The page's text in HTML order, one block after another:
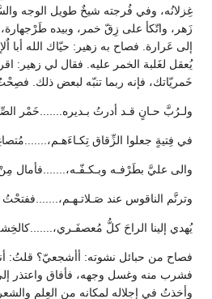
غِزلانُه، وفي فُرجته شيخٌ طويل الوجه
زَهر، واتّكأ على زِقّ خمر، وبيده
إلى عَرارة. فصاح به زهير: حيّاك الله أبا
يُعقل لغَلبة الخمر عليه. فقال لي زهير:
خَمريّاتك، فإنه ربما تنبّه لبعض ذلك.
ولـرُبَّ حـانٍ قـد أدرتُ بـديره.......خَمْر
في فِتيةٍ جعلوا الزِّقاق
والى عليَّ بطَرْفـه وبـكـفّـه،.......فأمال
وترنَّم الناقوس عند
يُهدي إلينا الراحَ كلُّ
فصاح من حبائل نشوته: أأشجعيّ؟ قلتُ:
فشرب منه وغسل وجهه، فأفاق واعتذر
وأخذتُ في إجلاله لمكانه من العِلم